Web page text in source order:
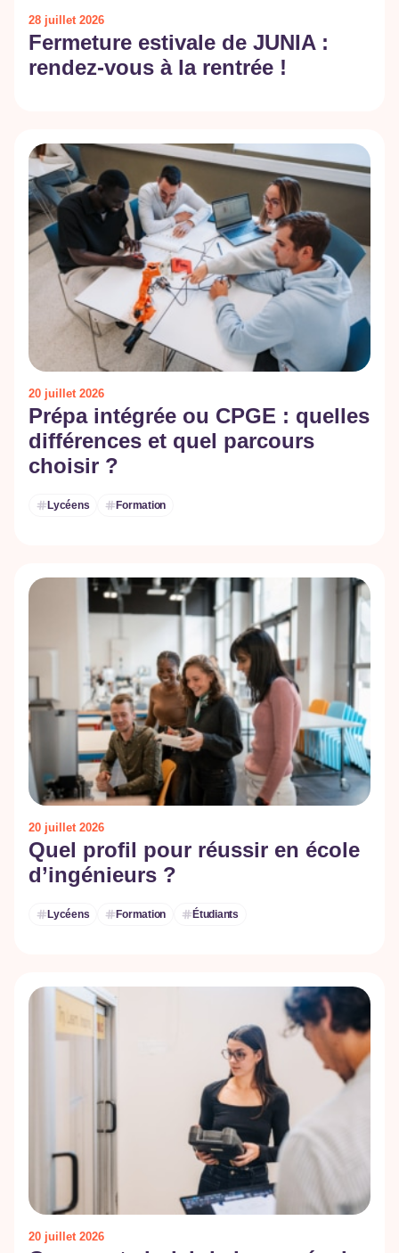
28 juillet 2026
Fermeture estivale de JUNIA :
rendez-vous à la rentrée !
20 juillet 2026
Prépa intégrée ou CPGE : quelles
différences et quel parcours
choisir ?
Lycéens Formation
20 juillet 2026
Quel profil pour réussir en école
d’ingénieurs ?
Lycéens Formation Étudiants
20 juillet 2026